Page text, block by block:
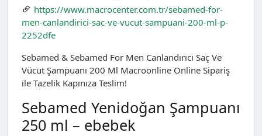
https://www.macrocenter.com.tr/sebamed-for-
men-canlandirici-sac-ve-vucut-sampuani-200-ml-p-
2252dfe
Sebamed & Sebamed For Men Canlandırıcı Saç Ve
Vücut Şampuanı 200 Ml Macroonline Online Sipariş
ile Tazelik Kapınıza Teslim!
Sebamed Yenidoğan Şampuanı
250 ml – ebebek